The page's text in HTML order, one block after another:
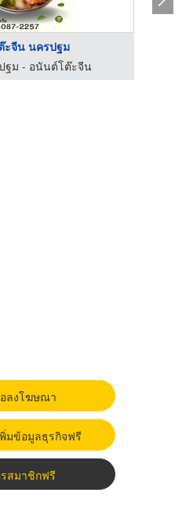
ะจีน นครปฐม
ฐม - อนันต์โต๊ะจีน
ลงโฆษณา
มข้อมูลธุรกิจฟรี
สมาชิกฟรี